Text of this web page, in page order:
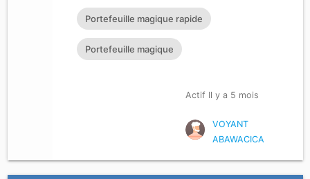
T’IL?
Portefeuille magique rapide
Portefeuille magique
Actif Il y a 5 mois
VOYANT
ABAWACICA